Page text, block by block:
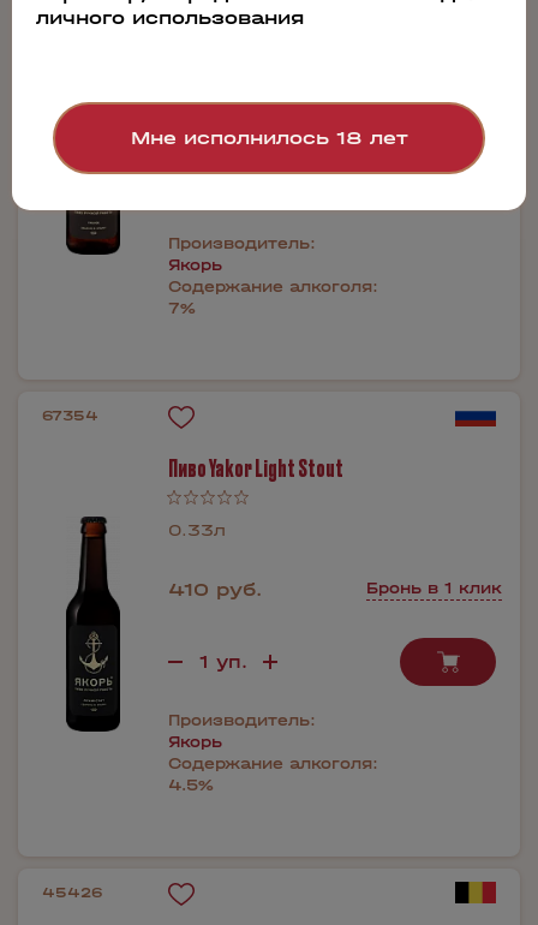
460 руб. Бронь в 1 клик
Производитель:
Якорь
Содержание алкоголя:
7%
67354
Пиво Yakor Light Stout
0.33л
410 руб. Бронь в 1 клик
Производитель:
Якорь
Содержание алкоголя:
4.5%
45426
личного использования
Мне исполнилось 18 лет